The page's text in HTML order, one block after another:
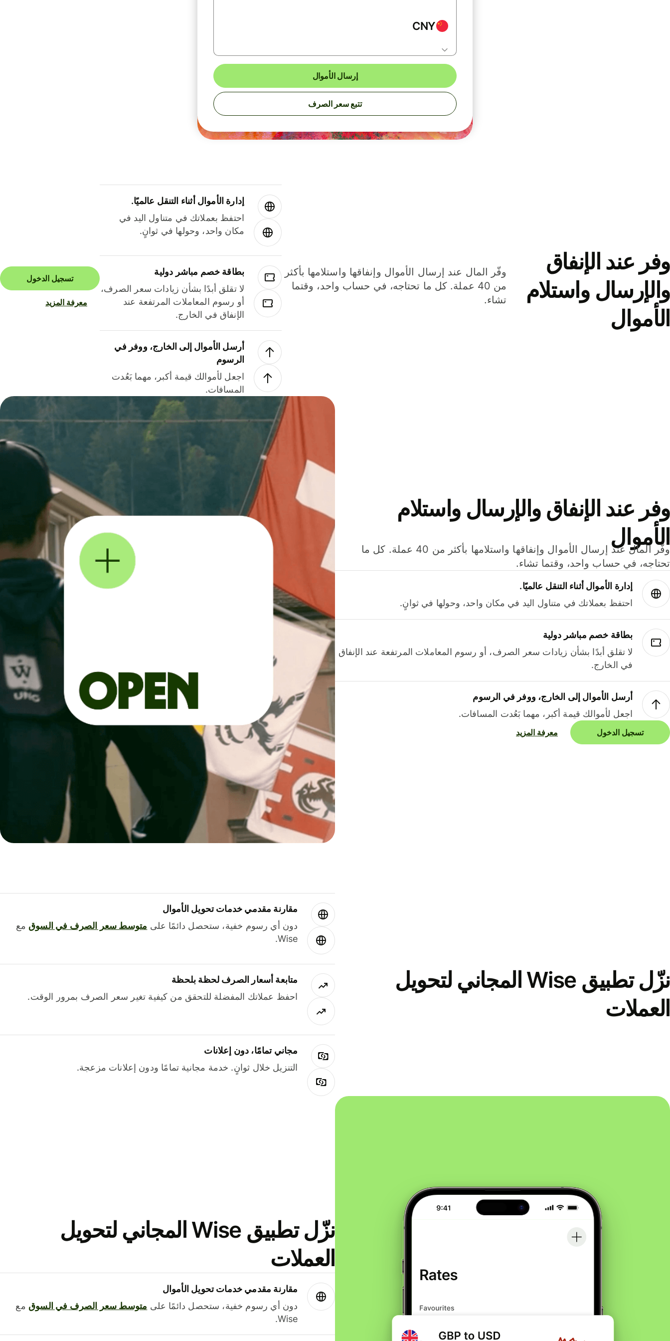
CNY
إرسال الأموال
تتبع سعر الصرف
وفر عند الإنفاق
والإرسال واستلام
الأموال
وفّر المال عند إرسال الأموال وإنفاقها واستلامها بأكثر
من 40 عملة. كل ما تحتاجه، في حساب واحد، وقتما
تشاء.
إدارة الأموال أثناء التنقل عالميًا.
احتفظ بعملاتك في متناول اليد في
مكان واحد، وحولها في ثوانٍ.
بطاقة خصم مباشر دولية
لا تقلق أبدًا بشأن زيادات سعر الصرف،
أو رسوم المعاملات المرتفعة عند
الإنفاق في الخارج.
أرسل الأموال إلى الخارج، ووفر في
الرسوم
اجعل لأموالك قيمة أكبر، مهما بَعُدت
المسافات.
تسجيل الدخول
معرفة المزيد
وفر عند الإنفاق والإرسال واستلام
الأموال
وفّر المال عند إرسال الأموال وإنفاقها واستلامها بأكثر من 40 عملة. كل ما
تحتاجه، في حساب واحد، وقتما تشاء.
إدارة الأموال أثناء التنقل عالميًا.
احتفظ بعملاتك في متناول اليد في مكان واحد، وحولها في ثوانٍ.
بطاقة خصم مباشر دولية
لا تقلق أبدًا بشأن زيادات سعر الصرف، أو رسوم المعاملات المرتفعة عند الإنفاق
في الخارج.
أرسل الأموال إلى الخارج، ووفر في الرسوم
اجعل لأموالك قيمة أكبر، مهما بَعُدت المسافات.
تسجيل الدخول معرفة المزيد
نزّل تطبيق Wise المجاني لتحويل
العملات
مقارنة مقدمي خدمات تحويل الأموال
دون أي رسوم خفية، ستحصل دائمًا على متوسط ​​سعر الصرف في السوق مع
Wise.
متابعة أسعار الصرف لحظة بلحظة
احفظ عملاتك المفضلة للتحقق من كيفية تغير سعر الصرف بمرور الوقت.
مجاني تمامًا، دون إعلانات
التنزيل خلال ثوانٍ. خدمة مجانية تمامًا ودون إعلانات مزعجة.
نزّل تطبيق Wise المجاني لتحويل
العملات
مقارنة مقدمي خدمات تحويل الأموال
دون أي رسوم خفية، ستحصل دائمًا على متوسط ​​سعر الصرف في السوق مع
Wise.